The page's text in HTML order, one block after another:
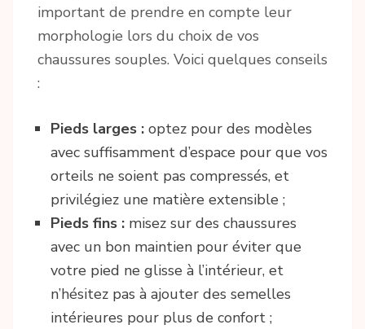
important de prendre en compte leur
morphologie lors du choix de vos
chaussures souples. Voici quelques conseils
:
Pieds larges : optez pour des modèles
avec suffisamment d’espace pour que vos
orteils ne soient pas compressés, et
privilégiez une matière extensible ;
Pieds fins : misez sur des chaussures
avec un bon maintien pour éviter que
votre pied ne glisse à l’intérieur, et
n’hésitez pas à ajouter des semelles
intérieures pour plus de confort ;